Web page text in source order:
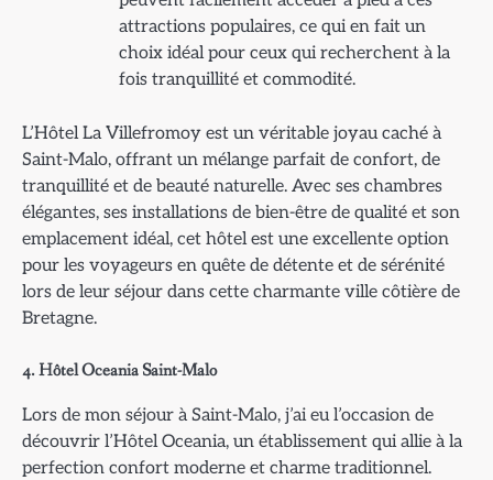
attractions populaires, ce qui en fait un
choix idéal pour ceux qui recherchent à la
fois tranquillité et commodité.
L’Hôtel La Villefromoy est un véritable joyau caché à
Saint-Malo, offrant un mélange parfait de confort, de
tranquillité et de beauté naturelle. Avec ses chambres
élégantes, ses installations de bien-être de qualité et son
emplacement idéal, cet hôtel est une excellente option
pour les voyageurs en quête de détente et de sérénité
lors de leur séjour dans cette charmante ville côtière de
Bretagne.
4. Hôtel Oceania Saint-Malo
Lors de mon séjour à Saint-Malo, j’ai eu l’occasion de
découvrir l’Hôtel Oceania, un établissement qui allie à la
perfection confort moderne et charme traditionnel.